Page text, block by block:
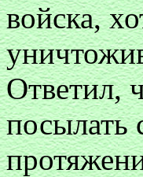
войска,
Ответил,
посылать